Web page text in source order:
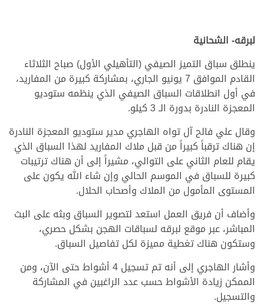
لبرقه- الشحانية
ينطلق سباق التميز الصيفي (التأهيلي الأول) صباح الثلاثاء
القادم الموافق 7 يونيو الجاري، بمشاركة كبيرة من المفاريد،
في أول انطلاقات السباق الصيفي الذي ينظمه ستوديو
المعجزة النادرة بدورة الـ 3 كيلو.
وقال علي فالح آل تواه الهاجري مدير ستوديو المعجزة النادرة
إن هناك ترقباً كبيراً من قبل ملاك المفاريد لهذا السباق الذي
يقام للعام الثاني على التوالي، مشيراً إلى أن هناك ترتيبات
كبيرة للسباق في الموسم الحالي وإن شاء الله يكون على
المستوى المأمول من الملاك وأصحاب الحلال.
وأضاف أن فريق العمل استعد لتصوير السباق وبثه على البث
المباشر، عبر موقع لبرقه لسباقات الهجن بشكل حصري،
وستكون هناك تغطية مميزة لكل تفاصيل السباق.
وأشار الهاجري إلى أنه تم تسجيل 4 أشواط حتى الآن، ومن
الممكن زيادة الأشواط حسب عدد الراغبين في المشاركة
والتسجيل.